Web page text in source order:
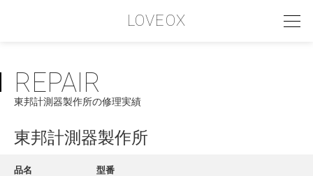
LOVEOX
PHILOSOPHY
フィロソフィー
COMPANY PROFILE
REPAIR
東邦計測器製作所の修理実績
東邦計測器製作所
品名 型番